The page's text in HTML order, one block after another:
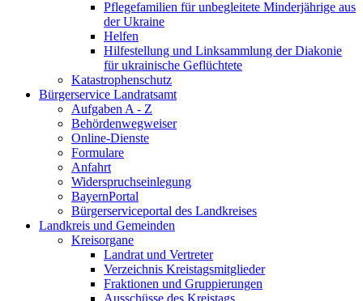
Pflegefamilien für unbegleitete Minderjährige aus
der Ukraine
Helfen
Hilfestellung und Linksammlung der Diakonie
für ukrainische Geflüchtete
Katastrophenschutz
Bürgerservice Landratsamt
Aufgaben A - Z
Behördenwegweiser
Online-Dienste
Formulare
Anfahrt
Widerspruchseinlegung
BayernPortal
Bürgerserviceportal des Landkreises
Landkreis und Gemeinden
Kreisorgane
Landrat und Vertreter
Verzeichnis Kreistagsmitglieder
Fraktionen und Gruppierungen
Ausschüsse des Kreistags